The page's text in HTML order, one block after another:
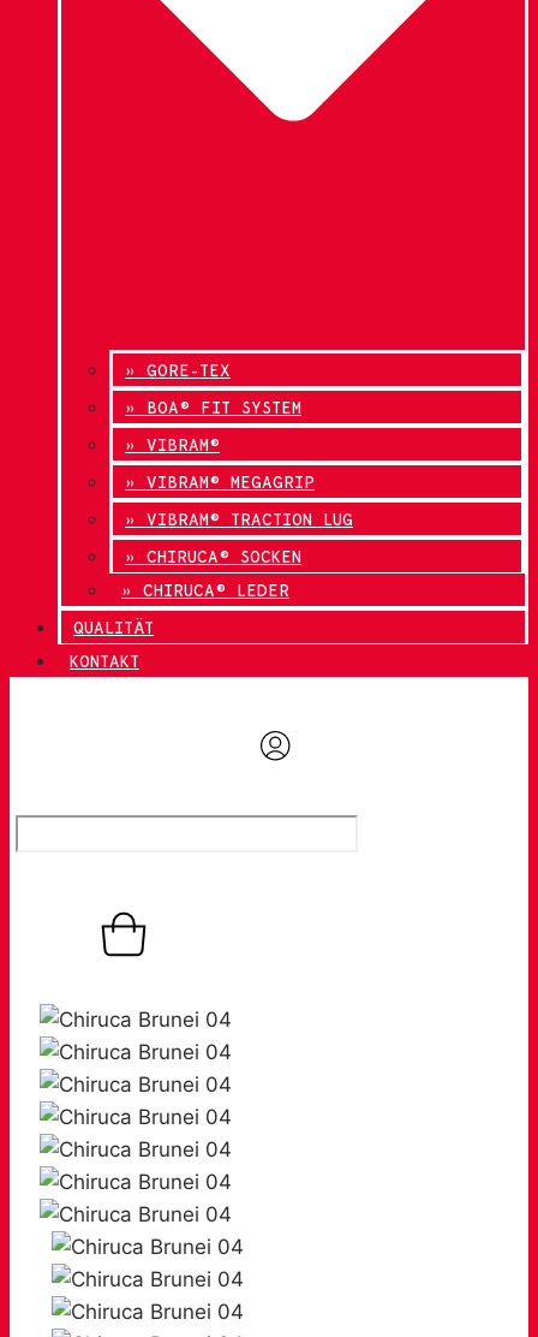
» GORE-TEX
» BOA® FIT SYSTEM
» VIBRAM®
» VIBRAM® MEGAGRIP
» VIBRAM® TRACTION LUG
» CHIRUCA® SOCKEN
» CHIRUCA® LEDER
QUALITÄT
KONTAKT